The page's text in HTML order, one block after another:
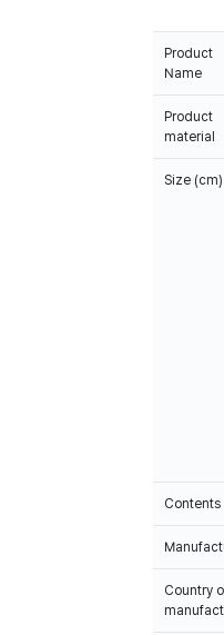
Product
Name
Product
material
Size (cm)
Contents
Country